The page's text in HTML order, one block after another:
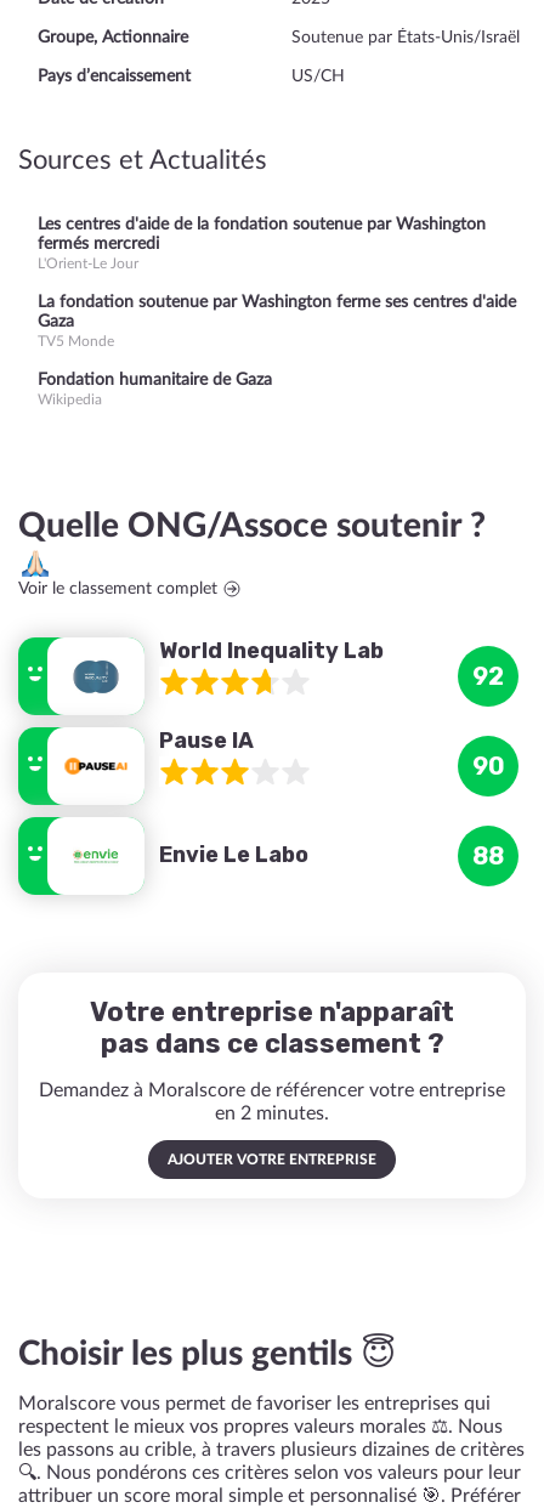
Groupe, Actionnaire Soutenue par États-Unis/Israël
Pays d’encaissement US/CH
Sources et Actualités
Les centres d'aide de la fondation soutenue par Washington
fermés mercredi
L'Orient-Le Jour
La fondation soutenue par Washington ferme ses centres d'aide
Gaza
TV5 Monde
Fondation humanitaire de Gaza
Wikipedia
Quelle ONG/Assoce soutenir ?
Voir le classement complet
World Inequality Lab
92
Pause IA
90
Envie Le Labo 88
Votre entreprise n'apparaît
pas dans ce classement ?
Demandez à Moralscore de référencer votre entreprise
en 2 minutes.
AJOUTER VOTRE ENTREPRISE
Choisir les plus gentils 😇
Moralscore vous permet de favoriser les entreprises qui
respectent le mieux vos propres valeurs morales ⚖️. Nous
les passons au crible, à travers plusieurs dizaines de critères
🔍. Nous pondérons ces critères selon vos valeurs pour leur
attribuer un score moral simple et personnalisé 🎯. Préférer